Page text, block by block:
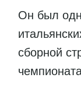
Он был
сборной